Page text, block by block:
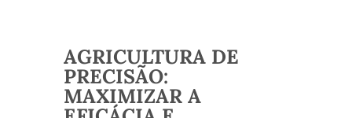
AGRICULTURA DE
PRECISÃO:
MAXIMIZAR A